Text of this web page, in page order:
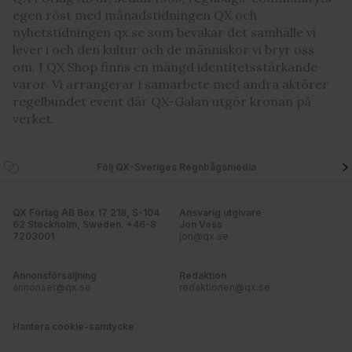
egen röst med månadstidningen QX och
nyhetstidningen qx.se som bevakar det samhälle vi
lever i och den kultur och de människor vi bryr oss
om. I QX Shop finns en mängd identitetsstärkande
varor. Vi arrangerar i samarbete med andra aktörer
regelbundet event där QX-Galan utgör kronan på
verket.
Följ QX-Sveriges Regnbågsmedia
QX Förlag AB Box 17 218, S-104
62 Stockholm, Sweden. +46-8
7203001
Ansvarig utgivare
Jon Voss
jon@qx.se
Annonsförsäljning
annonser@qx.se
Redaktion
redaktionen@qx.se
Hantera cookie-samtycke